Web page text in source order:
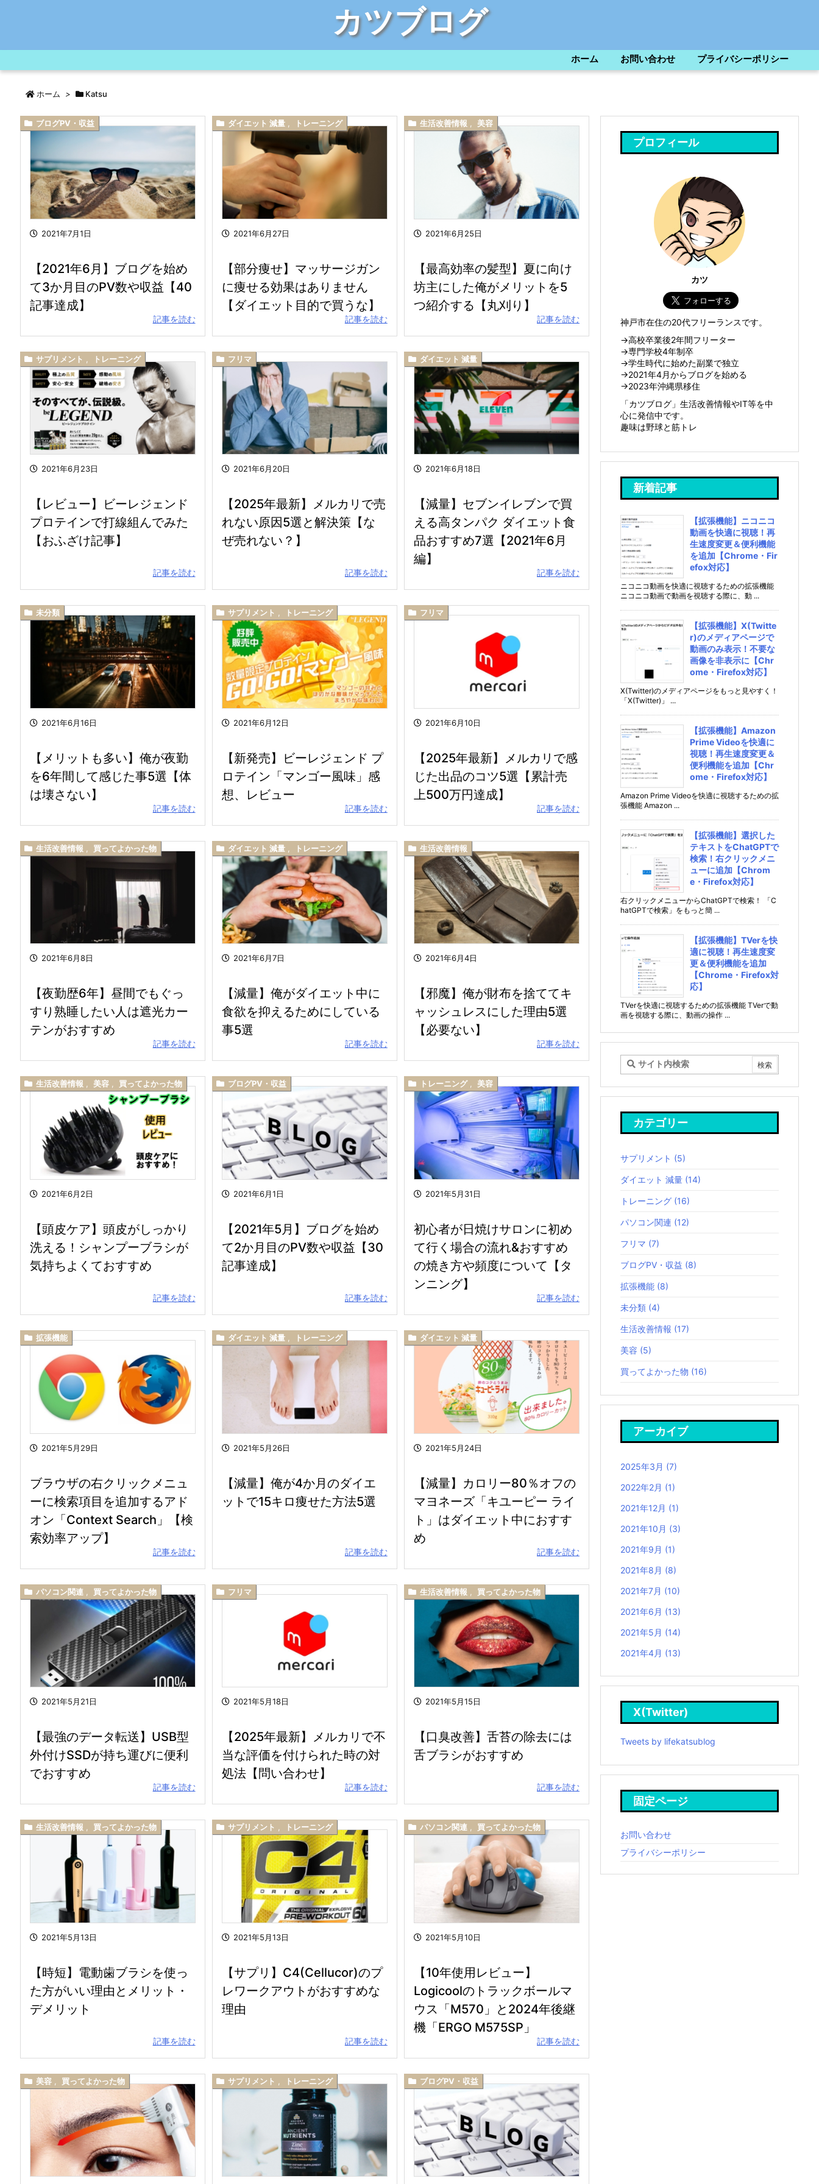
カツブログ
ホーム お問い合わせ プライバシーポリシー
ホーム > Katsu
2021年7月1日
ブログPV・収益
【2021年6月】ブログを始め
て3か月目のPV数や収益【40
記事達成】
記事を読む
2021年6月27日
ダイエット 減量 トレーニング
【部分痩せ】マッサージガン
に痩せる効果はありません
【ダイエット目的で買うな】
記事を読む
2021年6月25日
生活改善情報 美容
【最高効率の髪型】夏に向け
坊主にした俺がメリットを5
つ紹介する【丸刈り】
記事を読む
2021年6月23日
サプリメント トレーニング
【レビュー】ビーレジェンド
プロテインで打線組んでみた
【おふざけ記事】
記事を読む
2021年6月20日
フリマ
【2025年最新】メルカリで売
れない原因5選と解決策【な
ぜ売れない？】
記事を読む
2021年6月18日
ダイエット 減量
【減量】セブンイレブンで買
える高タンパク ダイエット食
品おすすめ7選【2021年6月
編】
記事を読む
2021年6月16日
未分類
【メリットも多い】俺が夜勤
を6年間して感じた事5選【体
は壊さない】
記事を読む
2021年6月12日
サプリメント , トレーニング
【新発売】ビーレジェンド プ
ロテイン「マンゴー風味」感
想、レビュー
記事を読む
2021年6月10日
フリマ
【2025年最新】メルカリで感
じた出品のコツ5選【累計売
上500万円達成】
記事を読む
2021年6月8日
生活改善情報 買ってよかった物
【夜勤歴6年】昼間でもぐっ
すり熟睡したい人は遮光カー
テンがおすすめ
記事を読む
2021年6月7日
ダイエット 減量 トレーニング
【減量】俺がダイエット中に
食欲を抑えるためにしている
事5選
記事を読む
2021年6月4日
生活改善情報
【邪魔】俺が財布を捨ててキ
ャッシュレスにした理由5選
【必要ない】
記事を読む
2021年6月2日
生活改善情報 , 美容 , 買ってよかった物
【頭皮ケア】頭皮がしっかり
洗える！シャンプーブラシが
気持ちよくておすすめ
記事を読む
2021年6月1日
ブログPV・収益
【2021年5月】ブログを始め
て2か月目のPV数や収益【30
記事達成】
記事を読む
2021年5月31日
トレーニング , 美容
初心者が日焼けサロンに初め
て行く場合の流れ&おすすめ
の焼き方や頻度について【タ
ンニング】
記事を読む
2021年5月29日
拡張機能
ブラウザの右クリックメニュ
ーに検索項目を追加するアド
オン「Context Search」【検
索効率アップ】
記事を読む
2021年5月26日
ダイエット 減量 トレーニング
【減量】俺が4か月のダイエ
ットで15キロ痩せた方法5選
記事を読む
2021年5月24日
ダイエット 減量
【減量】カロリー80％オフの
マヨネーズ「キユーピー ライ
ト」はダイエット中におすす
め
記事を読む
2021年5月21日
パソコン関連 買ってよかった物
【最強のデータ転送】USB型
外付けSSDが持ち運びに便利
でおすすめ
記事を読む
2021年5月18日
フリマ
【2025年最新】メルカリで不
当な評価を付けられた時の対
処法【問い合わせ】
記事を読む
2021年5月15日
生活改善情報 買ってよかった物
【口臭改善】舌苔の除去には
舌ブラシがおすすめ
記事を読む
2021年5月13日
生活改善情報 , 買ってよかった物
【時短】電動歯ブラシを使っ
た方がいい理由とメリット・
デメリット
記事を読む
2021年5月13日
サプリメント , トレーニング
【サプリ】C4(Cellucor)のプ
レワークアウトがおすすめな
理由
記事を読む
2021年5月10日
パソコン関連 , 買ってよかった物
【10年使用レビュー】
Logicoolのトラックボールマ
ウス「M570」と2024年後継
機「ERGO M575SP」
記事を読む
美容 買ってよかった物 サプリメント トレーニング ブログPV・収益
プロフィール
カツ
神戸市在住の20代フリーランスです。
→高校卒業後2年間フリーター
→専門学校4年制卒
→学生時代に始めた副業で独立
→2021年4月からブログを始める
→2023年沖縄県移住
「カツブログ」生活改善情報やIT等を中
心に発信中です。
趣味は野球と筋トレ
新着記事
【拡張機能】ニコニコ
動画を快適に視聴！再
生速度変更＆便利機能
を追加【Chrome・Fir
efox対応】
ニコニコ動画を快適に視聴するための拡張機能
ニコニコ動画で動画を視聴する際に、動 ...
【拡張機能】X(Twitte
r)のメディアページで
動画のみ表示！不要な
画像を非表示に【Chr
ome・Firefox対応】
X(Twitter)のメディアページをもっと見やすく！
「X(Twitter)」 ...
【拡張機能】Amazon
Prime Videoを快適に
視聴！再生速度変更＆
便利機能を追加【Chr
ome・Firefox対応】
Amazon Prime Videoを快適に視聴するための拡
張機能 Amazon ...
【拡張機能】選択した
テキストをChatGPTで
検索！右クリックメニ
ューに追加【Chrom
e・Firefox対応】
右クリックメニューからChatGPTで検索！ 「C
hatGPTで検索」をもっと簡 ...
【拡張機能】TVerを快
適に視聴！再生速度変
更＆便利機能を追加
【Chrome・Firefox対
応】
TVerを快適に視聴するための拡張機能 TVerで動
画を視聴する際に、動画の操作 ...
カテゴリー
サプリメント (5)
ダイエット 減量 (14)
トレーニング (16)
パソコン関連 (12)
フリマ (7)
ブログPV・収益 (8)
拡張機能 (8)
未分類 (4)
生活改善情報 (17)
美容 (5)
買ってよかった物 (16)
アーカイブ
2025年3月 (7)
2022年2月 (1)
2021年12月 (1)
2021年10月 (3)
2021年9月 (1)
2021年8月 (8)
2021年7月 (10)
2021年6月 (13)
2021年5月 (14)
2021年4月 (13)
X(Twitter)
Tweets by lifekatsublog
固定ページ
お問い合わせ
プライバシーポリシー